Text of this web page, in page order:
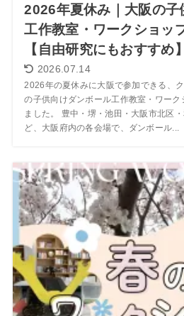
2026年夏休み｜大阪の子
工作教室・ワークショッ
【自由研究にもおすすめ】
2026.07.14
2026年の夏休みに大阪で参加できる、
の子供向けダンボール工作教室・ワー
ました。 豊中・堺・池田・大阪市北区
ど、大阪府内の各会場で、ダンボール...